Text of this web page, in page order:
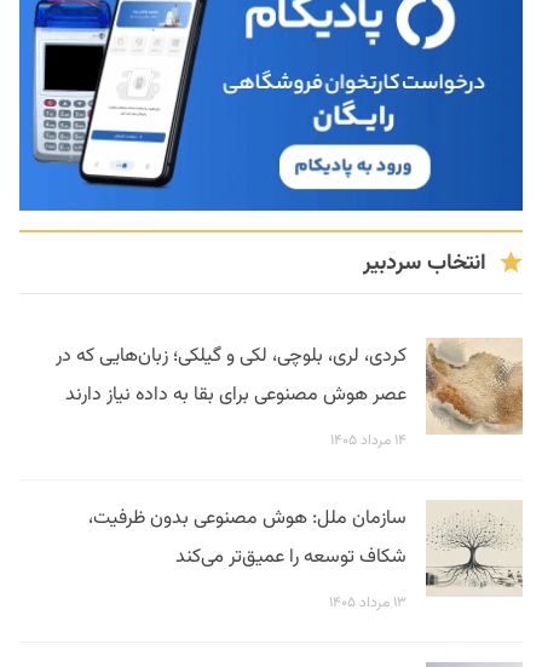
انتخاب سردبیر
کردی، لری، بلوچی، لکی و گیلکی؛ زبان‌هایی که در
عصر هوش مصنوعی برای بقا به داده نیاز دارند
۱۴ مرداد ۱۴۰۵
سازمان ملل: هوش مصنوعی بدون ظرفیت،
شکاف توسعه را عمیق‌تر می‌کند
۱۳ مرداد ۱۴۰۵